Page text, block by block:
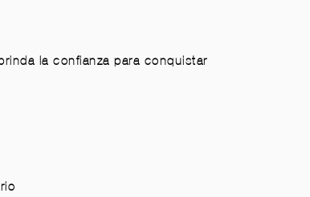
la confianza para conquistar